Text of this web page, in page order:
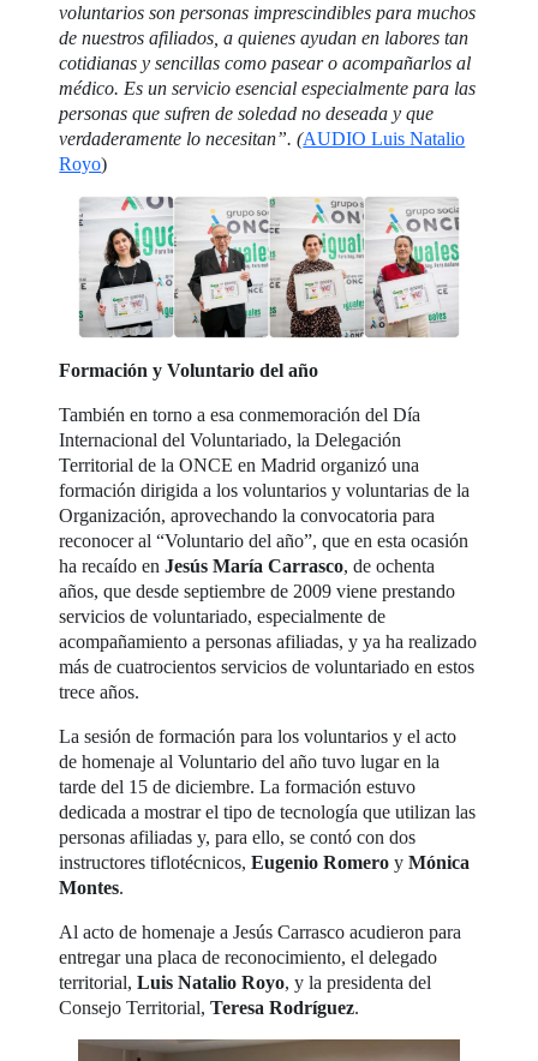
voluntarios son personas imprescindibles para muchos
de nuestros afiliados, a quienes ayudan en labores tan
cotidianas y sencillas como pasear o acompañarlos al
médico. Es un servicio esencial especialmente para las
personas que sufren de soledad no deseada y que
verdaderamente lo necesitan”. (AUDIO Luis Natalio
Royo)
Formación y Voluntario del año
También en torno a esa conmemoración del Día
Internacional del Voluntariado, la Delegación
Territorial de la ONCE en Madrid organizó una
formación dirigida a los voluntarios y voluntarias de la
Organización, aprovechando la convocatoria para
reconocer al “Voluntario del año”, que en esta ocasión
ha recaído enJesús María Carrasco, de ochenta
años, que desde septiembre de 2009 viene prestando
servicios de voluntariado, especialmente de
acompañamiento a personas afiliadas, y ya ha realizado
más de cuatrocientos servicios de voluntariado en estos
trece años.
La sesión de formación para los voluntarios y el acto
de homenaje al Voluntario del año tuvo lugar en la
tarde del 15 de diciembre. La formación estuvo
dedicada a mostrar el tipo de tecnología que utilizan las
personas afiliadas y, para ello, se contó con dos
instructores tiflotécnicos,Eugenio Romero yMónica
Montes.
Al acto de homenaje a Jesús Carrasco acudieron para
entregar una placa de reconocimiento, el delegado
territorial,Luis Natalio Royo, y la presidenta del
Consejo Territorial,Teresa Rodríguez.